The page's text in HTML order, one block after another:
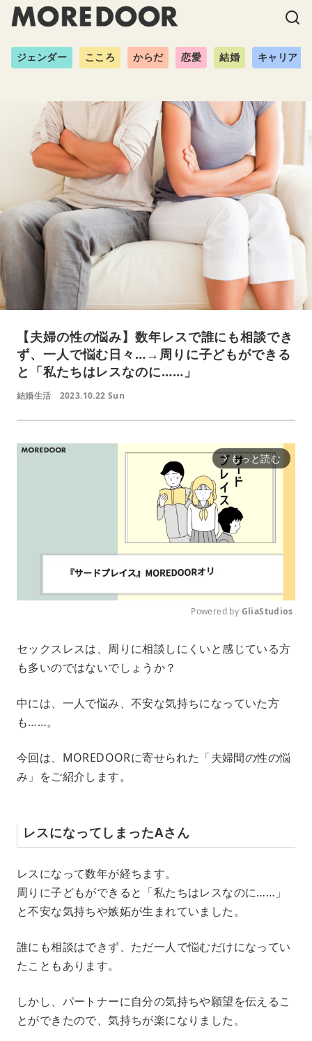
ジェンダー こころ からだ 恋愛 結婚 キャリア
【夫婦の性の悩み】数年レスで誰にも相談でき
ず、一人で悩む日々…→周りに子どもができる
と「私たちはレスなのに……」
結婚生活 2023.10.22 Sun
arrow_forward_ios もっと読む
u
Powered by GliaStudios
セックスレスは、周りに相談しにくいと感じている方
も多いのではないでしょうか？
中には、一人で悩み、不安な気持ちになっていた方
も……。
今回は、MOREDOORに寄せられた「夫婦間の性の悩
み」をご紹介します。
レスになってしまったAさん
レスになって数年が経ちます。
周りに子どもができると「私たちはレスなのに……」
と不安な気持ちや嫉妬が生まれていました。
誰にも相談はできず、ただ一人で悩むだけになってい
たこともあります。
しかし、パートナーに自分の気持ちや願望を伝えるこ
とができたので、気持ちが楽になりました。